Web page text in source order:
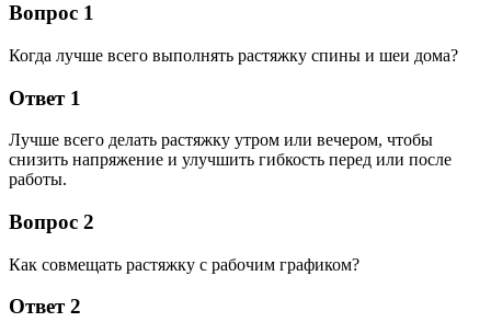
Вопрос 1
Когда лучше всего выполнять растяжку спины и шеи дома?
Ответ 1
Лучше всего делать растяжку утром или вечером, чтобы
снизить напряжение и улучшить гибкость перед или после
работы.
Вопрос 2
Как совмещать растяжку с рабочим графиком?
Ответ 2